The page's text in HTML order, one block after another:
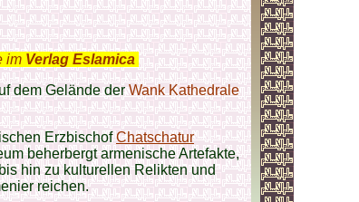
im Verlag Eslamica
dem Gelände derWank Kathedrale
ErzbischofChatschatur
beherbergt armenische Artefakte,
hin zu kulturellen Relikten und
reichen.